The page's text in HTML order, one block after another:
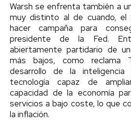
Warsh se enfrenta también a
muy distinto al de cuando, el
hacer campaña para
presidente de la Fed.
abiertamente partidario de
más bajos, como reclama
desarrollo de la
tecnología capaz de
capacidad de la economía
servicios a bajo coste, lo que
la inflación.